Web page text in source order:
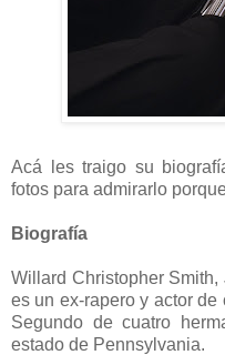
Acá les traigo su
fotos para admirarlo
Biografía
Willard Christopher
es un ex-rapero y actor
Segundo de cuatro
estado de Pennsylvania.